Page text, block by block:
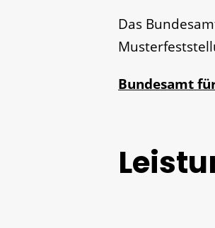
Das
Bundesamt